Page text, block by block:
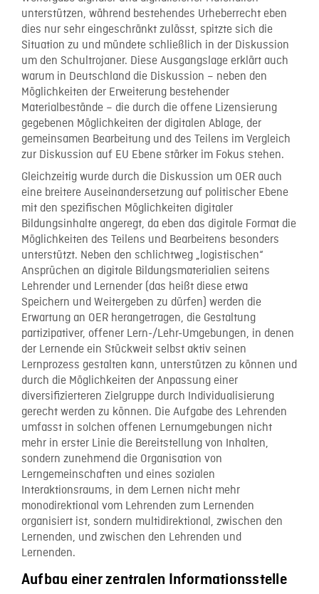
unterstützen, während bestehendes Urheberrecht eben
dies nur sehr eingeschränkt zulässt, spitzte sich die
Situation zu und mündete schließlich in der Diskussion
um den Schultrojaner. Diese Ausgangslage erklärt auch
warum in Deutschland die Diskussion – neben den
Möglichkeiten der Erweiterung bestehender
Materialbestände – die durch die offene Lizensierung
gegebenen Möglichkeiten der digitalen Ablage, der
gemeinsamen Bearbeitung und des Teilens im Vergleich
zur Diskussion auf EU Ebene stärker im Fokus stehen.
Gleichzeitig wurde durch die Diskussion um OER auch
eine breitere Auseinandersetzung auf politischer Ebene
mit den spezifischen Möglichkeiten digitaler
Bildungsinhalte angeregt, da eben das digitale Format die
Möglichkeiten des Teilens und Bearbeitens besonders
unterstützt. Neben den schlichtweg „logistischen“
Ansprüchen an digitale Bildungsmaterialien seitens
Lehrender und Lernender (das heißt diese etwa
Speichern und Weitergeben zu dürfen) werden die
Erwartung an OER herangetragen, die Gestaltung
partizipativer, offener Lern-/Lehr-Umgebungen, in denen
der Lernende ein Stückweit selbst aktiv seinen
Lernprozess gestalten kann, unterstützen zu können und
durch die Möglichkeiten der Anpassung einer
diversifizierteren Zielgruppe durch Individualisierung
gerecht werden zu können. Die Aufgabe des Lehrenden
umfasst in solchen offenen Lernumgebungen nicht
mehr in erster Linie die Bereitstellung von Inhalten,
sondern zunehmend die Organisation von
Lerngemeinschaften und eines sozialen
Interaktionsraums, in dem Lernen nicht mehr
monodirektional vom Lehrenden zum Lernenden
organisiert ist, sondern multidirektional, zwischen den
Lernenden, und zwischen den Lehrenden und
Lernenden.
Aufbau einer zentralen Informationsstelle